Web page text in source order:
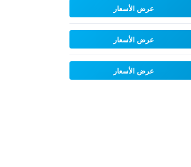
عرض الأسعار
عرض الأسعار
عرض الأسعار